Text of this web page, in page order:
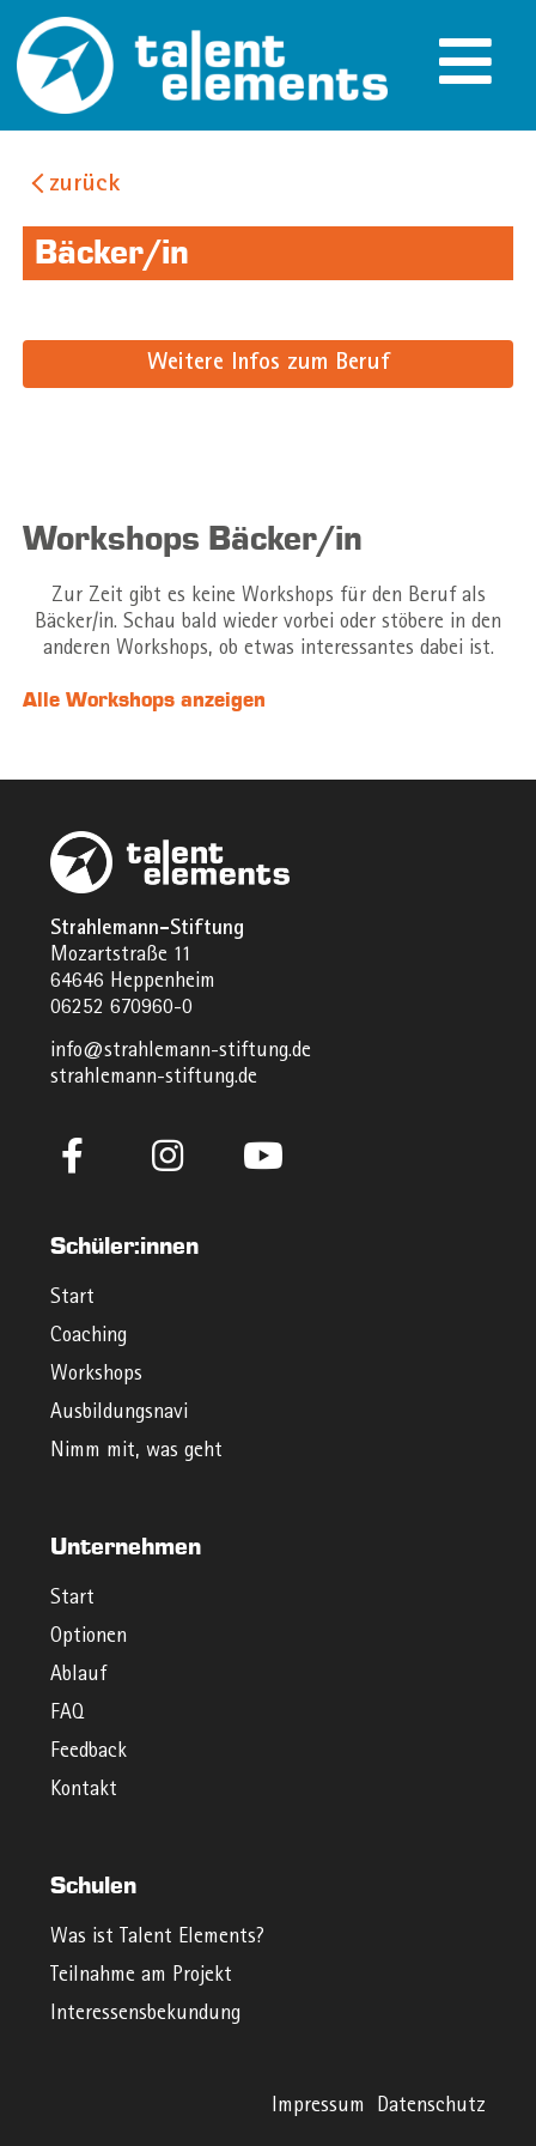
zurück
Bäcker/in
Weitere Infos zum Beruf
Workshops Bäcker/in
Zur Zeit gibt es keine Workshops für den Beruf als
Bäcker/in. Schau bald wieder vorbei oder stöbere in den
anderen Workshops, ob etwas interessantes dabei ist.
Alle Workshops anzeigen
Strahlemann-Stiftung
Mozartstraße 11
64646 Heppenheim
06252 670960-0
info@strahlemann-stiftung.de
strahlemann-stiftung.de
Schüler:innen
Start
Coaching
Workshops
Ausbildungsnavi
Nimm mit, was geht
Unternehmen
Start
Optionen
Ablauf
FAQ
Feedback
Kontakt
Schulen
Was ist Talent Elements?
Teilnahme am Projekt
Interessensbekundung
Impressum Datenschutz